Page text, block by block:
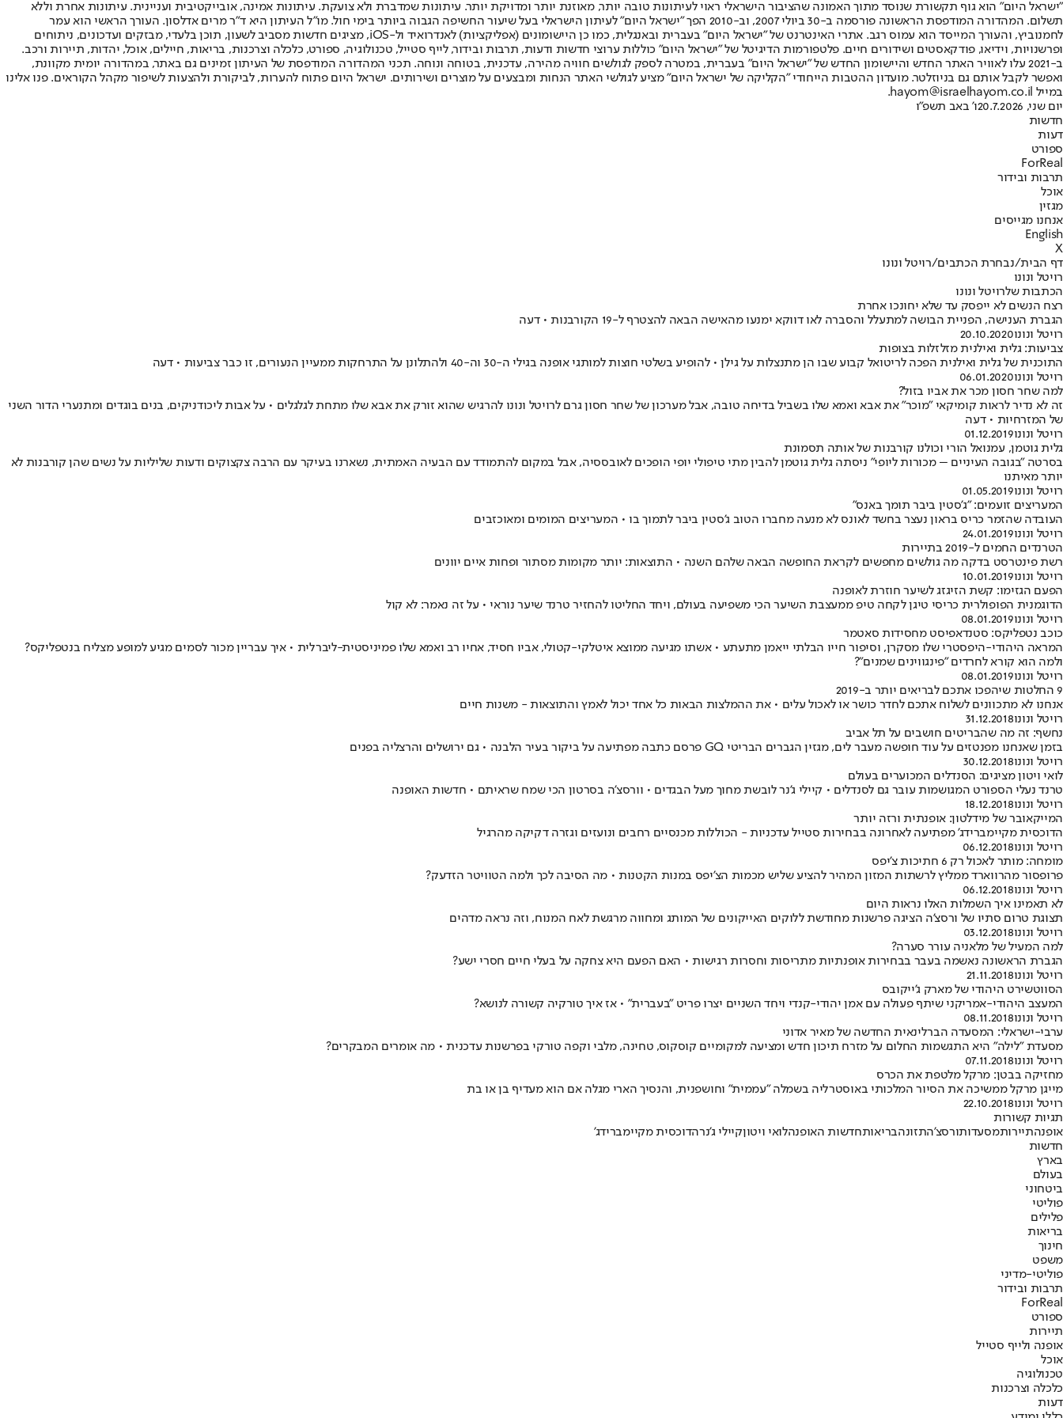
"ישראל היום" הוא גוף תקשורת שנוסד מתוך האמונה שהציבור הישראלי ראוי לעיתונות טובה יותר, מאוזנת יותר ומדויקת יותר. עיתונות שמדברת ולא צועקת. עיתונות אמינה, אובייקטיבית ועניינית. עיתונות אחרת וללא
תשלום. המהדורה המודפסת הראשונה פורסמה ב-30 ביולי 2007, וב-2010 הפך "ישראל היום" לעיתון הישראלי בעל שיעור החשיפה הגבוה ביותר בימי חול. מו"ל העיתון היא ד"ר מרים אדלסון. העורך הראשי הוא עמר
לחמנוביץ, והעורך המייסד הוא עמוס רגב. אתרי האינטרנט של "ישראל היום" בעברית ובאנגלית, כמו כן היישומונים (אפליקציות) לאנדרואיד ול-iOS, מציגים חדשות מסביב לשעון, תוכן בלעדי, מבזקים ועדכונים, ניתוחים
ופרשנויות, וידיאו, פודקאסטים ושידורים חיים. פלטפורמות הדיגיטל של "ישראל היום" כוללות ערוצי חדשות ודעות, תרבות ובידור, לייף סטייל, טכנולוגיה, ספורט, כלכלה וצרכנות, בריאות, חיילים, אוכל, יהדות, תיירות ורכב.
ב-2021 עלו לאוויר האתר החדש והיישומון החדש של "ישראל היום" בעברית, במטרה לספק לגולשים חוויה מהירה, עדכנית, בטוחה ונוחה. תכני המהדורה המודפסת של העיתון זמינים גם באתר, במהדורה יומית מקוונת,
ואפשר לקבל אותם גם בניוזלטר. מועדון ההטבות הייחודי "הקליקה של ישראל היום" מציע לגולשי האתר הנחות ומבצעים על מוצרים ושירותים. ישראל היום פתוח להערות, לביקורת ולהצעות לשיפור מקהל הקוראים. פנו אלינו
במייל hayom@israelhayom.co.il.
יום שני, 20.7.2026
ו' באב תשפ"ו
חדשות
דעות
ספורט
ForReal
תרבות ובידור
אוכל
מגזין
אנחנו מגייסים
English
X
דף הבית/נבחרת הכתבים/רויטל ונונו
רויטל ונונו
הכתבות שלרויטל ונונו
רצח הנשים לא ייפסק עד שלא יחונכו אחרת
הגברת הענישה, הפניית הבושה למתעלל והסברה לאו דווקא ימנעו מהאישה הבאה להצטרף ל-19 הקורבנות • דעה
רויטל ונונו20.10.2020
צביעות: גלית ואילנית מזלזלות בצופות
התוכנית של גלית ואילנית הפכה לריטואל קבוע שבו הן מתנצלות על גילן • להופיע בשלטי חוצות למותגי אופנה בגילי ה-30 וה-40 ולהתלונן על התרחקות ממעיין הנעורים, זו כבר צביעות • דעה
רויטל ונונו06.01.2020
למה שחר חסון מכר את אביו בזול?
זה לא נדיר לראות קומיקאי "מוכר" את אבא ואמא שלו בשביל בדיחה טובה, אבל מערכון של שחר חסון גרם לרויטל ונונו להרגיש שהוא זורק את אבא שלו מתחת לגלגלים • על אבות ליכודניקים, בנים בוגדים ומתנערי הדור השני
של המזרחיות • דעה
רויטל ונונו01.12.2019
גלית גוטמן, עמנואל הורי וכולנו קורבנות של אותה תסמונת
בסרטה "בגובה העיניים – מכורות ליופי" ניסתה גלית גוטמן להבין מתי טיפולי יופי הופכים לאובססיה, אבל במקום להתמודד עם הבעיה האמתית, נשארנו בעיקר עם הרבה צקצוקים ודעות שליליות על נשים שהן קורבנות לא
יותר מאיתנו
רויטל ונונו01.05.2019
המעריצים זועמים: "ג'סטין ביבר תומך באנס"
העובדה שהזמר כריס בראון נעצר בחשד לאונס לא מנעה מחברו הטוב ג'סטין ביבר לתמוך בו • המעריצים המומים ומאוכזבים
רויטל ונונו24.01.2019
הטרנדים החמים ל-2019 בתיירות
רשת פינטרסט בדקה מה גולשים מחפשים לקראת החופשה הבאה שלהם השנה • התוצאות: יותר מקומות מסתור ופחות איים יוונים
רויטל ונונו10.01.2019
הפעם הגזימו: קשת הזיגזג לשיער חוזרת לאופנה
הדוגמנית הפופולרית כריסי טיגן לקחה טיפ ממעצבת השיער הכי משפיעה בעולם, ויחד החליטו להחזיר טרנד שיער נוראי • על זה נאמר: לא קול
רויטל ונונו08.01.2019
כוכב נטפליקס: סטנדאפיסט מחסידות סאטמר
המראה היהודי-היפסטרי שלו מסקרן, וסיפור חייו הבלתי ייאמן מתעתע • אשתו מגיעה ממוצא איטלקי-קטולי, אביו חסיד, אחיו רב ואמא שלו פמיניסטית-ליברלית • איך עבריין מכור לסמים מגיע למופע מצליח בנטפליקס?
ולמה הוא קורא לחרדים "פינגווינים שמנים"?
רויטל ונונו08.01.2019
9 החלטות שיהפכו אתכם לבריאים יותר ב-2019
אנחנו לא מתכוונים לשלוח אתכם לחדר כושר או לאכול עלים • את ההמלצות הבאות כל אחד יכול לאמץ והתוצאות - משנות חיים
רויטל ונונו31.12.2018
נחשף: זה מה שהבריטים חושבים על תל אביב
בזמן שאנחנו מפנטזים על עוד חופשה מעבר לים, מגזין הגברים הבריטי GQ פרסם כתבה מפתיעה על ביקור בעיר הלבנה • גם ירושלים והרצליה בפנים
רויטל ונונו30.12.2018
לואי ויטון מציגים: הסנדלים המכוערים בעולם
טרנד נעלי הספורט המגושמות עובר גם לסנדלים • קיילי ג'נר לובשת מחוך מעל הבגדים • וורסצ'ה בסרטון הכי שמח שראיתם • חדשות האופנה
רויטל ונונו18.12.2018
המייקאובר של מידלטון: אופנתית ורזה יותר
הדוכסית מקיימברידג' מפתיעה לאחרונה בבחירות סטייל עדכניות - הכוללות מכנסיים רחבים ונועזים וגזרה דקיקה מהרגיל
רויטל ונונו06.12.2018
מומחה: מותר לאכול רק 6 חתיכות צ'יפס
פרופסור מהרווארד ממליץ לרשתות המזון המהיר להציע שליש מכמות הצ'יפס במנות הקטנות • מה הסיבה לכך ולמה הטוויטר הזדעק?
רויטל ונונו06.12.2018
לא תאמינו איך השמלות האלו נראות היום
תצוגת טרום סתיו של ורסצ'ה הציגה פרשנות מחודשת ללוקים האייקונים של המותג ומחווה מרגשת לאח המנוח, וזה נראה מדהים
רויטל ונונו03.12.2018
למה המעיל של מלאניה עורר סערה?
הגברת הראשונה נאשמה בעבר בבחירות אופנתיות מתריסות וחסרות רגישות • האם הפעם היא צחקה על בעלי חיים חסרי ישע?
רויטל ונונו21.11.2018
הסווטשירט היהודי של מארק ג'ייקובס
המעצב היהודי-אמריקני שיתף פעולה עם אמן יהודי-קנדי ויחד השניים יצרו פריט "בעברית" • אז איך טורקיה קשורה לנושא?
רויטל ונונו08.11.2018
ערבי-ישראלי: המסעדה הברלינאית החדשה של מאיר אדוני
מסעדת "לילה" היא התגשמות החלום על מזרח תיכון חדש ומציעה למקומיים קוסקוס, טחינה, מלבי וקפה טורקי בפרשנות עדכנית • מה אומרים המבקרים?
רויטל ונונו07.11.2018
מחזיקה בבטן: מרקל מלטפת את הכרס
מייגן מרקל ממשיכה את הסיור המלכותי באוסטרליה בשמלה "עממית" וחושפנית, והנסיך הארי מגלה אם הוא מעדיף בן או בת
רויטל ונונו22.10.2018
תגיות קשורות
אופנהתיירותמסעדותורסצ'התזונהבריאותחדשות האופנהלואי ויטוןקיילי ג'נרהדוכסית מקיימברידג'
חדשות
בארץ
בעולם
ביטחוני
פוליטי
פלילים
בריאות
חינוך
משפט
פוליטי-מדיני
תרבות ובידור
ForReal
ספורט
תיירות
אופנה ולייף סטייל
אוכל
טכנולוגיה
כלכלה וצרכנות
דעות